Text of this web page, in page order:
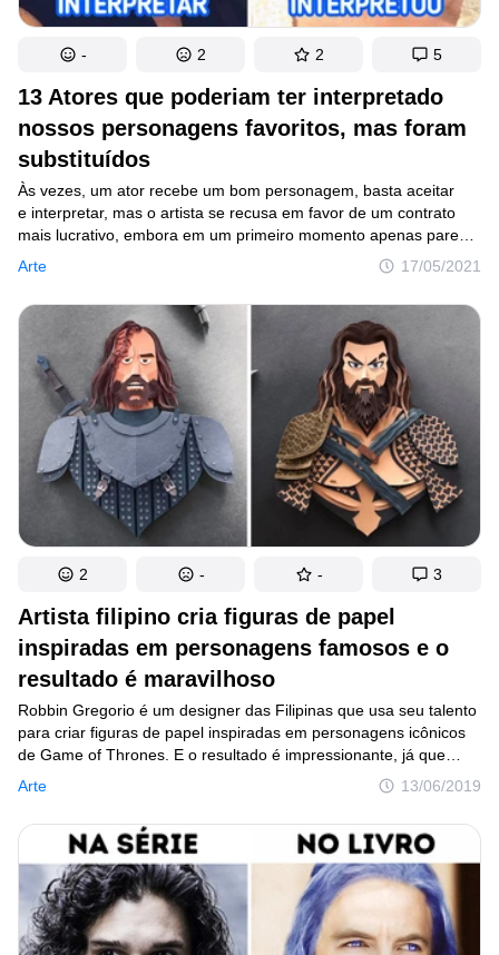
13 Atores que poderiam ter interpretado
nossos personagens favoritos, mas foram
substituídos
Arte 17/05/2021
Às vezes, um ator recebe um bom personagem, basta aceitar
e interpretar, mas o artista se recusa em favor de um contrato
mais lucrativo, embora em um primeiro momento apenas pareça
ser. Foi assim com Téa Leoni que recusou o papel de Rachel,
em Friends, e optou pela protagonista de outra série. Sua
escolha não foi a melhor, pois, o seriado que escolheu teve
apenas três temporadas, enquanto Friends durou dez.
- 2 2 5
Artista filipino cria figuras de papel
inspiradas em personagens famosos e o
resultado é maravilhoso
Arte 13/06/2019
Robbin Gregorio é um designer das Filipinas que usa seu talento
para criar figuras de papel inspiradas em personagens icônicos
de Game of Thrones. E o resultado é impressionante, já que
o trabalho envolve um conjunto de camadas de papel, cores
e cortes minuciosos. E o artista não cria apenas trabalhos
inspirados na famosa série, como você poderá comprovar
no bônus no final deste post.
2 - - 3